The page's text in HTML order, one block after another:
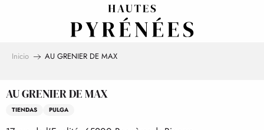
Inicio AU GRENIER DE MAX
AU GRENIER DE MAX
TIENDAS PULGA